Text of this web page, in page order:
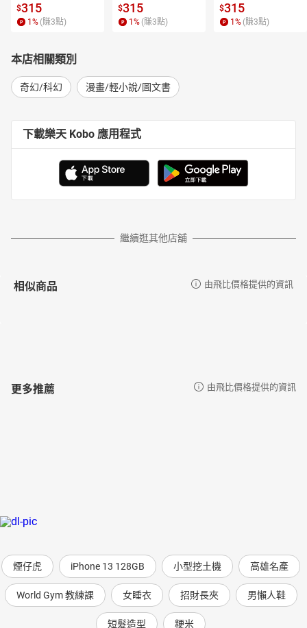
$315
1 % (賺3點)
$315
1 % (賺3點)
$315
1 % (賺3點)
本店相關類別
奇幻/科幻 漫畫/輕小說/圖文書
下載樂天 Kobo 應用程式
繼續逛其他店舖
相似商品 由飛比價格提供的資訊
更多推薦 由飛比價格提供的資訊
煙仔虎 iPhone 13 128GB 小型挖土機 高雄名產
World Gym 教練課 女睡衣 招財長夾 男懶人鞋
短髮造型 粳米